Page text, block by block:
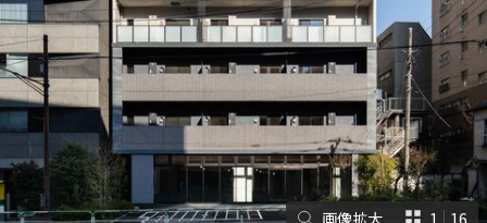
シャーメゾンとは
シャーメゾンセレクショ
画像拡大 1 16